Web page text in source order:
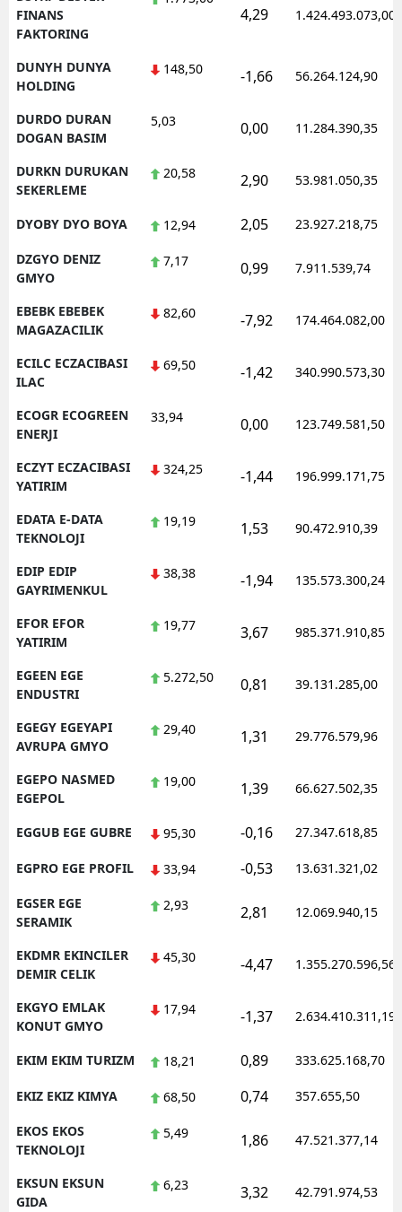
FINANS
FAKTORING
4,29 1.424.493.073,00
DUNYH DUNYA
HOLDING
148,50 -1,66 56.264.124,90
DURDO DURAN
DOGAN BASIM
5,03 0,00 11.284.390,35
DURKN DURUKAN
SEKERLEME
20,58 2,90 53.981.050,35
DYOBY DYO BOYA 12,94 2,05 23.927.218,75
DZGYO DENIZ
GMYO
7,17 0,99 7.911.539,74
EBEBK EBEBEK
MAGAZACILIK
82,60 -7,92 174.464.082,00
ECILC ECZACIBASI
ILAC
69,50 -1,42 340.990.573,30
ECOGR ECOGREEN
ENERJI
33,94 0,00 123.749.581,50
ECZYT ECZACIBASI
YATIRIM
324,25 -1,44 196.999.171,75
EDATA E-DATA
TEKNOLOJI
19,19 1,53 90.472.910,39
EDIP EDIP
GAYRIMENKUL
38,38 -1,94 135.573.300,24
EFOR EFOR
YATIRIM
19,77 3,67 985.371.910,85
EGEEN EGE
ENDUSTRI
5.272,50 0,81 39.131.285,00
EGEGY EGEYAPI
AVRUPA GMYO
29,40 1,31 29.776.579,96
EGEPO NASMED
EGEPOL
19,00 1,39 66.627.502,35
EGGUB EGE GUBRE 95,30 -0,16 27.347.618,85
EGPRO EGE PROFIL 33,94 -0,53 13.631.321,02
EGSER EGE
SERAMIK
2,93 2,81 12.069.940,15
EKDMR EKINCILER
DEMIR CELIK
45,30 -4,47 1.355.270.596,56
EKGYO EMLAK
KONUT GMYO
17,94 -1,37 2.634.410.311,19
EKIM EKIM TURIZM 18,21 0,89 333.625.168,70
EKIZ EKIZ KIMYA 68,50 0,74 357.655,50
EKOS EKOS
TEKNOLOJI
5,49 1,86 47.521.377,14
EKSUN EKSUN
GIDA
6,23 3,32 42.791.974,53